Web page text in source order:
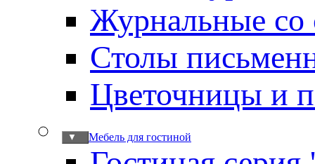
Журнальные со
Столы
Цветочницы и
Мебель для гостиной
▼